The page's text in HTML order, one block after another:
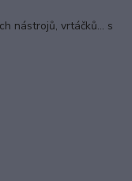
nástrojů, vrtáčků... s